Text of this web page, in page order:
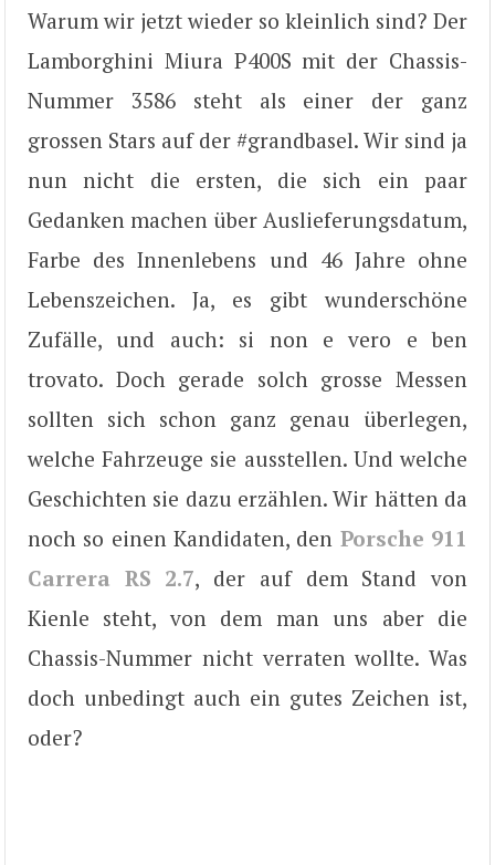
Warum wir jetzt wieder so kleinlich sind? Der
Lamborghini Miura P400S mit der Chassis-
Nummer 3586 steht als einer der ganz
grossen Stars auf der #grandbasel. Wir sind ja
nun nicht die ersten, die sich ein paar
Gedanken machen über Auslieferungsdatum,
Farbe des Innenlebens und 46 Jahre ohne
Lebenszeichen. Ja, es gibt wunderschöne
Zufälle, und auch: si non e vero e ben
trovato. Doch gerade solch grosse Messen
sollten sich schon ganz genau überlegen,
welche Fahrzeuge sie ausstellen. Und welche
Geschichten sie dazu erzählen. Wir hätten da
noch so einen Kandidaten, den Porsche 911
Carrera RS 2.7, der auf dem Stand von
Kienle steht, von dem man uns aber die
Chassis-Nummer nicht verraten wollte. Was
doch unbedingt auch ein gutes Zeichen ist,
oder?